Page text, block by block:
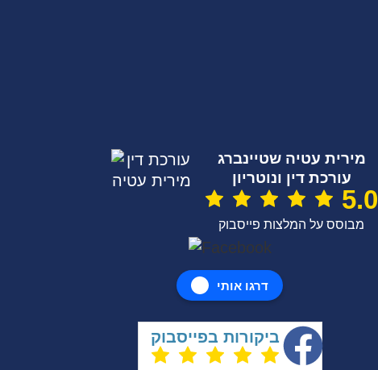
מירית עטיה שטיינברג
עורכת דין ונוטריון
5.0
מבוסס על המלצות פייסבוק
דרגו אותי
ביקורות בפייסבוק